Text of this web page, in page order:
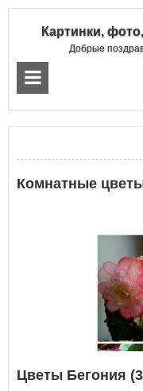
Картинки,
Добрые
Комнатные
Цветы Бегония